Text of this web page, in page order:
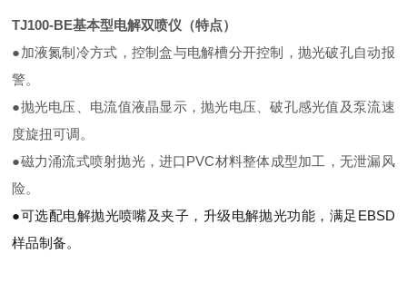
TJ100-BE基本型电解双喷仪（特点）
●加液氮制冷方式，控制盒与电解槽分开控制，抛光破孔自动报
警。
●抛光电压、电流值液晶显示，抛光电压、破孔感光值及泵流速
度旋扭可调。
●磁力涌流式喷射抛光，进口PVC材料整体成型加工，无泄漏风
险。
●可选配电解抛光喷嘴及夹子，升级电解抛光功能，满足EBSD
样品制备。